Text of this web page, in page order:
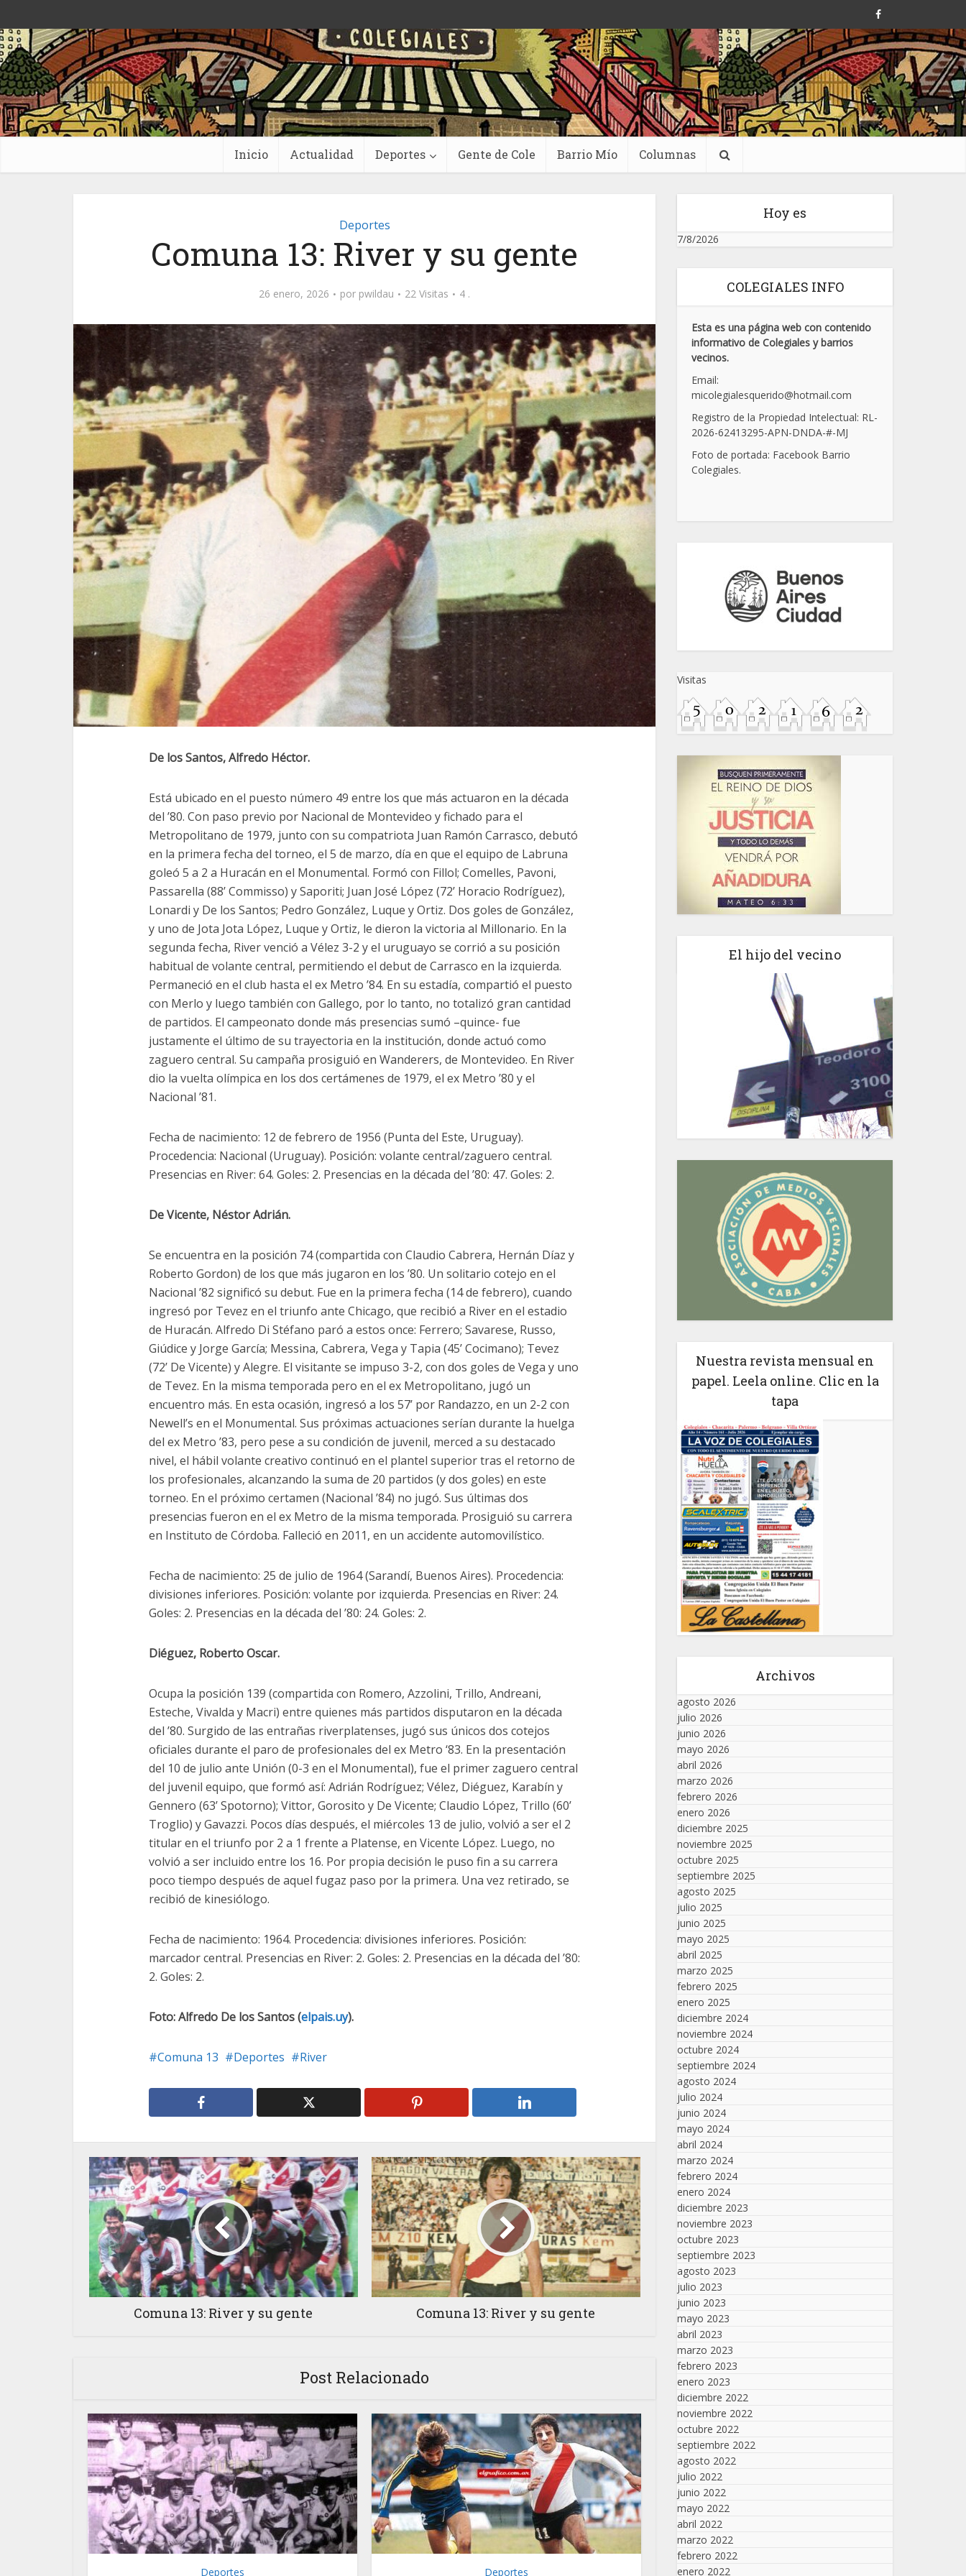
Inicio Actualidad Deportes Gente de Cole Barrio Mío Columnas
Deportes
Comuna 13: River y su gente
26 enero, 2026 por pwildau 22 Visitas 4 .
De los Santos, Alfredo Héctor.
Está ubicado en el puesto número 49 entre los que más actuaron en la década
del ’80. Con paso previo por Nacional de Montevideo y fichado para el
Metropolitano de 1979, junto con su compatriota Juan Ramón Carrasco, debutó
en la primera fecha del torneo, el 5 de marzo, día en que el equipo de Labruna
goleó 5 a 2 a Huracán en el Monumental. Formó con Fillol; Comelles, Pavoni,
Passarella (88’ Commisso) y Saporiti; Juan José López (72’ Horacio Rodríguez),
Lonardi y De los Santos; Pedro González, Luque y Ortiz. Dos goles de González,
y uno de Jota Jota López, Luque y Ortiz, le dieron la victoria al Millonario. En la
segunda fecha, River venció a Vélez 3-2 y el uruguayo se corrió a su posición
habitual de volante central, permitiendo el debut de Carrasco en la izquierda.
Permaneció en el club hasta el ex Metro ’84. En su estadía, compartió el puesto
con Merlo y luego también con Gallego, por lo tanto, no totalizó gran cantidad
de partidos. El campeonato donde más presencias sumó –quince- fue
justamente el último de su trayectoria en la institución, donde actuó como
zaguero central. Su campaña prosiguió en Wanderers, de Montevideo. En River
dio la vuelta olímpica en los dos certámenes de 1979, el ex Metro ’80 y el
Nacional ’81.
Fecha de nacimiento: 12 de febrero de 1956 (Punta del Este, Uruguay).
Procedencia: Nacional (Uruguay). Posición: volante central/zaguero central.
Presencias en River: 64. Goles: 2. Presencias en la década del ’80: 47. Goles: 2.
De Vicente, Néstor Adrián.
Se encuentra en la posición 74 (compartida con Claudio Cabrera, Hernán Díaz y
Roberto Gordon) de los que más jugaron en los ’80. Un solitario cotejo en el
Nacional ’82 significó su debut. Fue en la primera fecha (14 de febrero), cuando
ingresó por Tevez en el triunfo ante Chicago, que recibió a River en el estadio
de Huracán. Alfredo Di Stéfano paró a estos once: Ferrero; Savarese, Russo,
Giúdice y Jorge García; Messina, Cabrera, Vega y Tapia (45’ Cocimano); Tevez
(72’ De Vicente) y Alegre. El visitante se impuso 3-2, con dos goles de Vega y uno
de Tevez. En la misma temporada pero en el ex Metropolitano, jugó un
encuentro más. En esta ocasión, ingresó a los 57’ por Randazzo, en un 2-2 con
Newell’s en el Monumental. Sus próximas actuaciones serían durante la huelga
del ex Metro ’83, pero pese a su condición de juvenil, merced a su destacado
nivel, el hábil volante creativo continuó en el plantel superior tras el retorno de
los profesionales, alcanzando la suma de 20 partidos (y dos goles) en este
torneo. En el próximo certamen (Nacional ’84) no jugó. Sus últimas dos
presencias fueron en el ex Metro de la misma temporada. Prosiguió su carrera
en Instituto de Córdoba. Falleció en 2011, en un accidente automovilístico.
Fecha de nacimiento: 25 de julio de 1964 (Sarandí, Buenos Aires). Procedencia:
divisiones inferiores. Posición: volante por izquierda. Presencias en River: 24.
Goles: 2. Presencias en la década del ’80: 24. Goles: 2.
Diéguez, Roberto Oscar.
Ocupa la posición 139 (compartida con Romero, Azzolini, Trillo, Andreani,
Esteche, Vivalda y Macri) entre quienes más partidos disputaron en la década
del ’80. Surgido de las entrañas riverplatenses, jugó sus únicos dos cotejos
oficiales durante el paro de profesionales del ex Metro ‘83. En la presentación
del 10 de julio ante Unión (0-3 en el Monumental), fue el primer zaguero central
del juvenil equipo, que formó así: Adrián Rodríguez; Vélez, Diéguez, Karabín y
Gennero (63’ Spotorno); Vittor, Gorosito y De Vicente; Claudio López, Trillo (60’
Troglio) y Gavazzi. Pocos días después, el miércoles 13 de julio, volvió a ser el 2
titular en el triunfo por 2 a 1 frente a Platense, en Vicente López. Luego, no
volvió a ser incluido entre los 16. Por propia decisión le puso fin a su carrera
poco tiempo después de aquel fugaz paso por la primera. Una vez retirado, se
recibió de kinesiólogo.
Fecha de nacimiento: 1964. Procedencia: divisiones inferiores. Posición:
marcador central. Presencias en River: 2. Goles: 2. Presencias en la década del ’80:
2. Goles: 2.
Foto: Alfredo De los Santos (elpais.uy).
Comuna 13 Deportes River
Comuna 13: River y su gente Comuna 13: River y su gente
Post Relacionado
Deportes Deportes
Hoy es
7/8/2026
COLEGIALES INFO
Esta es una página web con contenido
informativo de Colegiales y barrios
vecinos.
Email:
micolegialesquerido@hotmail.com
Registro de la Propiedad Intelectual: RL-
2026-62413295-APN-DNDA-#-MJ
Foto de portada: Facebook Barrio
Colegiales.
Visitas
El hijo del vecino
Nuestra revista mensual en
papel. Leela online. Clic en la
tapa
Archivos
agosto 2026
julio 2026
junio 2026
mayo 2026
abril 2026
marzo 2026
febrero 2026
enero 2026
diciembre 2025
noviembre 2025
octubre 2025
septiembre 2025
agosto 2025
julio 2025
junio 2025
mayo 2025
abril 2025
marzo 2025
febrero 2025
enero 2025
diciembre 2024
noviembre 2024
octubre 2024
septiembre 2024
agosto 2024
julio 2024
junio 2024
mayo 2024
abril 2024
marzo 2024
febrero 2024
enero 2024
diciembre 2023
noviembre 2023
octubre 2023
septiembre 2023
agosto 2023
julio 2023
junio 2023
mayo 2023
abril 2023
marzo 2023
febrero 2023
enero 2023
diciembre 2022
noviembre 2022
octubre 2022
septiembre 2022
agosto 2022
julio 2022
junio 2022
mayo 2022
abril 2022
marzo 2022
febrero 2022
enero 2022